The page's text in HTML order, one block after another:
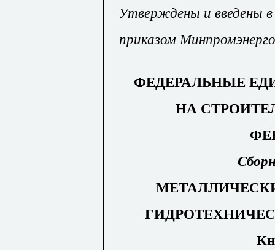
Утверждены и введены в
приказом Минпром
ФЕДЕРАЛЬНЫЕ
НА